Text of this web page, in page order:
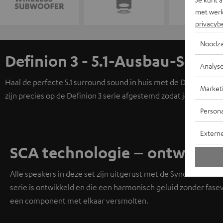
Definion 3 - 5.1-Ausbau-Set
Haal de perfecte 5.1 surround sound in huis met de Definion 3
zijn precies op de Definion 3 serie afgestemd zodat je met
SCA technologie –
Alle speakers in deze set zijn uitgerust met de Synchronized
serie is ontwikkeld en die een harmonisch geluid zonder
een component met elkaar versmolten.
met
Analyse